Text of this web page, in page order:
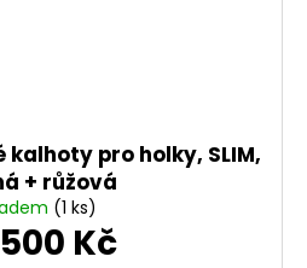
kalhoty pro holky, SLIM,
+ růžová
(1 ks)
500 Kč